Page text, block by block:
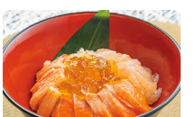
くいサーモン・ふくいポーク西京漬詰め
合わせです。焼くだけで食べられる福井が
誇るブランドサーモン・豚の西京漬けで
す。